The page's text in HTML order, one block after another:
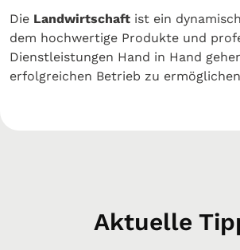
Die Landwirtschaft ist ein
dem hochwertige Produkte und
Dienstleistungen Hand in Hand
erfolgreichen Betrieb zu
Aktuelle